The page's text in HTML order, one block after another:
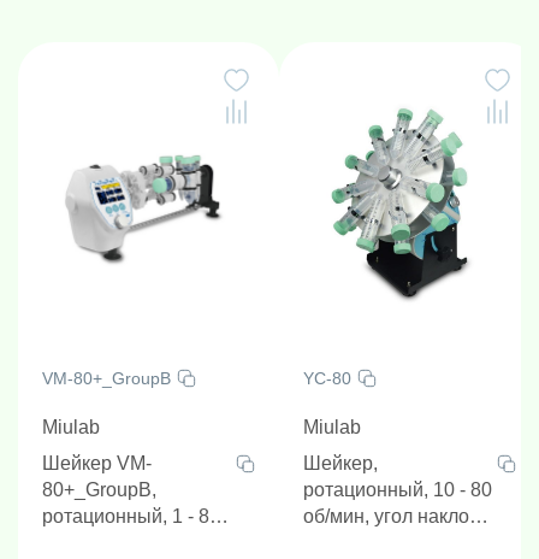
VM-80+_GroupB
Miulab
Шейкер VM-
80+_GroupB,
ротационный, 1 - 80
YC-80
Miulab
Шейкер,
ротационный, 10 - 80
об/мин, угол наклона